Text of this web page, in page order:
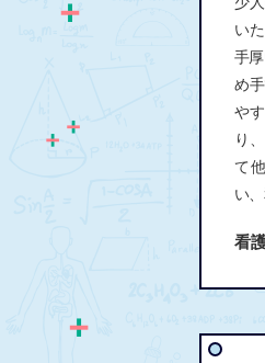
い
手
め
や
り
て
い
看